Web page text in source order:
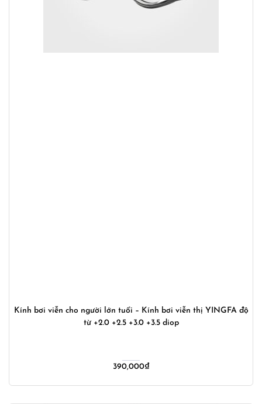
Kính bơi viễn cho người lớn tuổi – Kính bơi viễn thị YINGFA độ
từ +2.0 +2.5 +3.0 +3.5 diop
390,000₫